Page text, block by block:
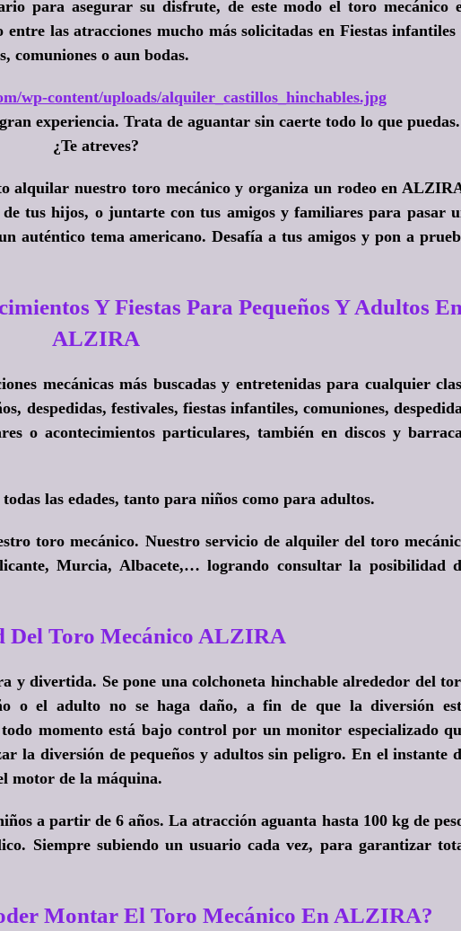
para asegurar su disfrute, de este modo el toro mecánico
las atracciones mucho más solicitadas en Fiestas infantiles
comuniones o aun bodas.
wp-content/uploads/alquiler_castillos_hinchables.jpg
experiencia. Trata de aguantar sin caerte todo lo que puedas.
¿Te atreves?
alquilar nuestro toro mecánico y organiza un rodeo en
tus hijos, o juntarte con tus amigos y familiares para pasar
auténtico tema americano. Desafía a tus amigos y pon a
Y Fiestas Para Pequeños Y Adultos En
ALZIRA
mecánicas más buscadas y entretenidas para cualquier
despedidas, festivales, fiestas infantiles, comuniones,
o acontecimientos particulares, también en discos y
las edades, tanto para niños como para adultos.
toro mecánico. Nuestro servicio de alquiler del toro
Murcia, Albacete,… logrando consultar la posibilidad
Del Toro Mecánico ALZIRA
y divertida. Se pone una colchoneta hinchable alrededor del
o el adulto no se haga daño, a fin de que la diversión
momento está bajo control por un monitor especializado
la diversión de pequeños y adultos sin peligro. En el instante
motor de la máquina.
a partir de 6 años. La atracción aguanta hasta 100 kg de
Siempre subiendo un usuario cada vez, para garantizar
Montar El Toro Mecánico En ALZIRA?